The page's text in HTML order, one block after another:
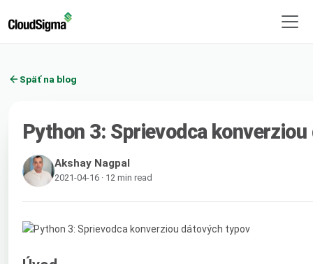
Späť na blog
Python 3: Sprievodca
Akshay Nagpal
2021-04-16 · 12 min read